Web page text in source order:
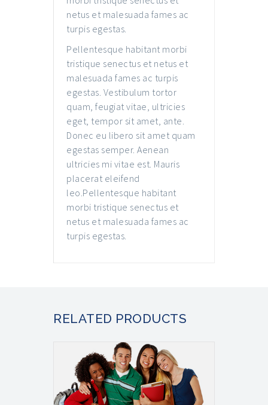
netus et malesuada fames ac
turpis egestas.
Pellentesque habitant morbi
tristique senectus et netus et
malesuada fames ac turpis
egestas. Vestibulum tortor
quam, feugiat vitae, ultricies
eget, tempor sit amet, ante.
Donec eu libero sit amet quam
egestas semper. Aenean
ultricies mi vitae est. Mauris
placerat eleifend
leo.Pellentesque habitant
morbi tristique senectus et
netus et malesuada fames ac
turpis egestas.
RELATED PRODUCTS